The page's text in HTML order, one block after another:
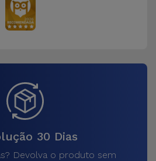
30 Dias
Devolva o produto sem